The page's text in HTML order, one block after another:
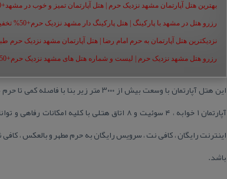
بهترین هتل آپارتمان مشهد نزدیک حرم | هتل آپارتمان تمیز و خوب در مشهد+50% تخفیف
رزرو هتل در مشهد با پارکینگ | هتل پارکینگ دار مشهد نزدیک حرم+50% تخفیف
نزدیکترین هتل آپارتمان به حرم امام رضا | هتل آپارتمان مشهد نزدیک حرم
رزرو هتل مشهد نزدیک حرم | لیست و شماره هتل های مشهد نزدیک حرم+50% تخفیف
اینترنت رایگان ، كافی نت ، سرویس رایگان به حرم مطهر و بالعكس ،
باشد.